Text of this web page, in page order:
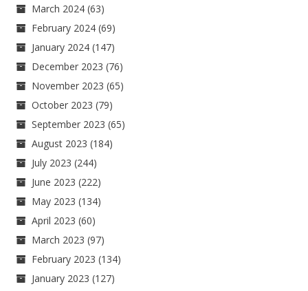
March 2024 (63)
February 2024 (69)
January 2024 (147)
December 2023 (76)
November 2023 (65)
October 2023 (79)
September 2023 (65)
August 2023 (184)
July 2023 (244)
June 2023 (222)
May 2023 (134)
April 2023 (60)
March 2023 (97)
February 2023 (134)
January 2023 (127)